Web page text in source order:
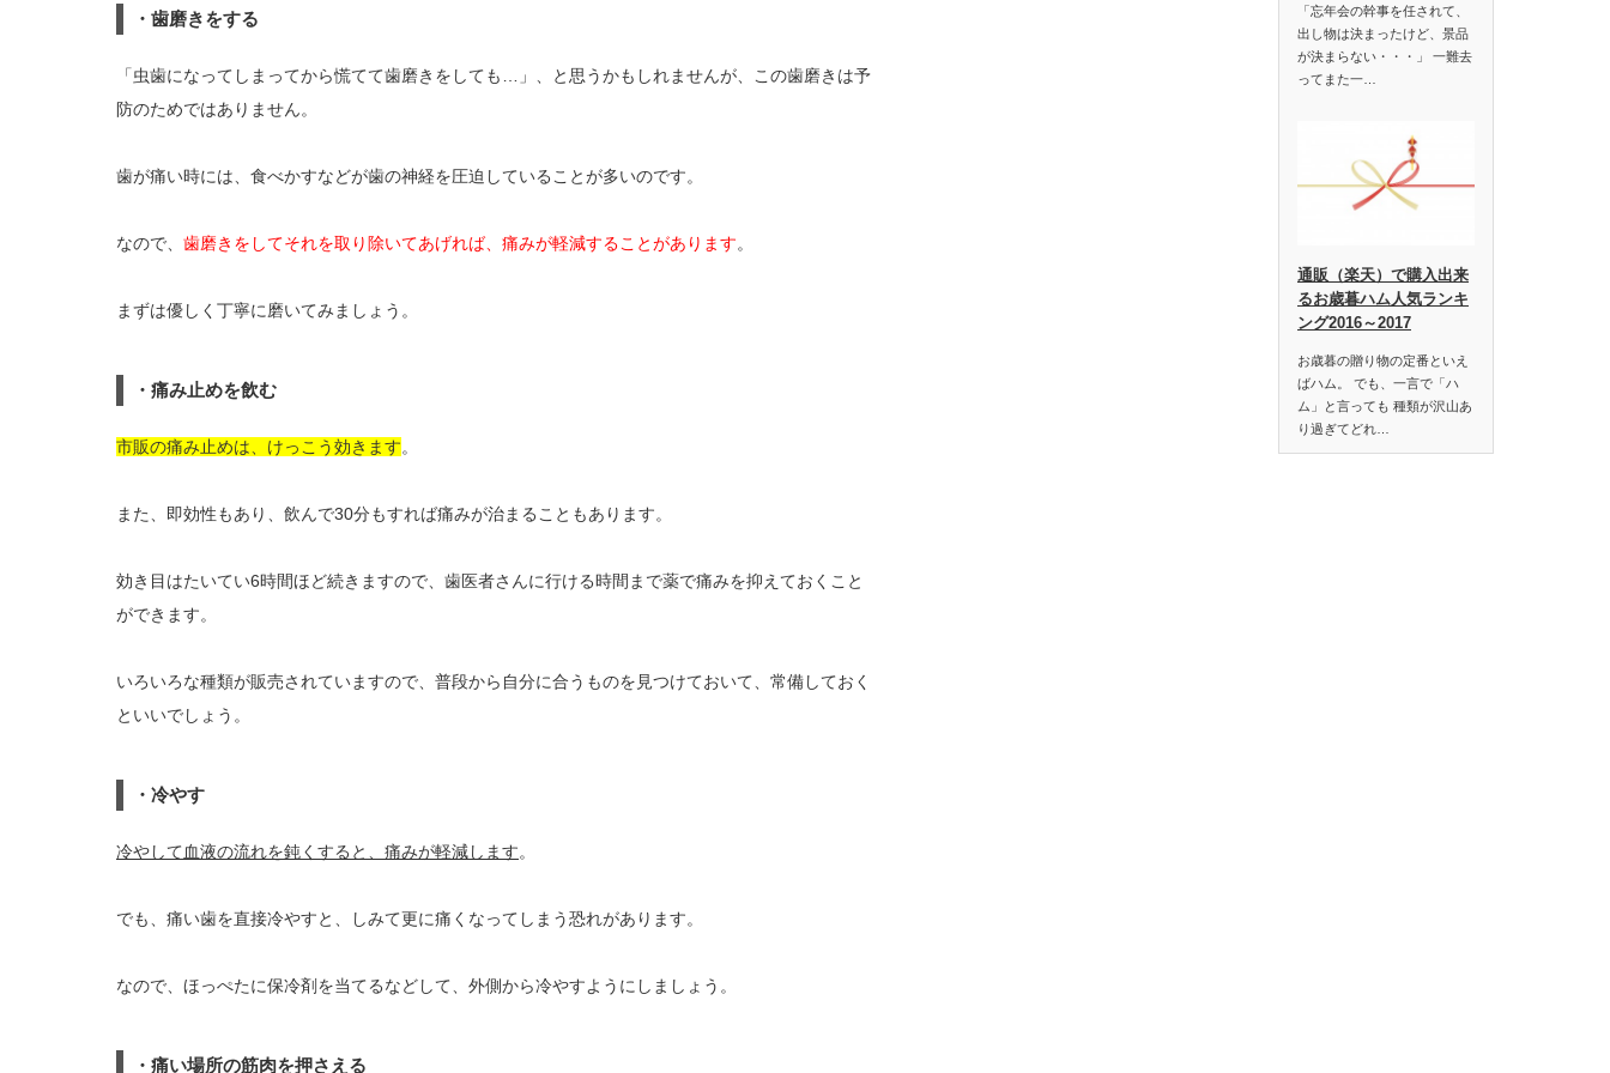
・歯磨きをする
「虫歯になってしまってから慌てて歯磨きをしても…」、と思うかもしれませんが、この歯磨きは予
防のためではありません。
歯が痛い時には、食べかすなどが歯の神経を圧迫していることが多いのです。
なので、 歯磨きをしてそれを取り除いてあげれば、痛みが軽減することがあります。
まずは優しく丁寧に磨いてみましょう。
・痛み止めを飲む
市販の痛み止めは、けっこう効きます。
また、即効性もあり、飲んで30分もすれば痛みが治まることもあります。
効き目はたいてい6時間ほど続きますので、歯医者さんに行ける時間まで薬で痛みを抑えておくこと
ができます。
いろいろな種類が販売されていますので、普段から自分に合うものを見つけておいて、常備しておく
といいでしょう。
・冷やす
冷やして血液の流れを鈍くすると、痛みが軽減します。
でも、痛い歯を直接冷やすと、しみて更に痛くなってしまう恐れがあります。
なので、ほっぺたに保冷剤を当てるなどして、外側から冷やすようにしましょう。
・痛い場所の筋肉を押さえる
「忘年会の幹事を任されて、
出し物は決まったけど、景品
が決まらない・・・」 一難去
ってまた一…
通販（楽天）で購入出来
るお歳暮ハム人気ランキ
ング2016～2017
お歳暮の贈り物の定番といえ
ばハム。 でも、一言で「ハ
ム」と言っても 種類が沢山あ
り過ぎてどれ…